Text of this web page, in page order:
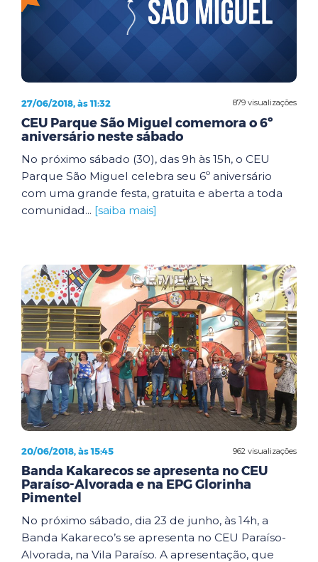
879 visualizações
27/06/2018, às 11:32
CEU Parque São Miguel comemora o 6º
aniversário neste sábado
No próximo sábado (30), das 9h às 15h, o CEU
Parque São Miguel celebra seu 6º aniversário
com uma grande festa, gratuita e aberta a toda
comunidad... [saiba mais]
962 visualizações
20/06/2018, às 15:45
Banda Kakarecos se apresenta no CEU
Paraíso-Alvorada e na EPG Glorinha
Pimentel
No próximo sábado, dia 23 de junho, às 14h, a
Banda Kakareco’s se apresenta no CEU Paraíso-
Alvorada, na Vila Paraíso. A apresentação, que